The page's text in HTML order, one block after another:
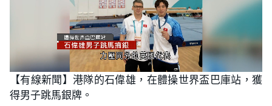
U
n
m
t
e
o
a
d
【有線新聞】港隊的石偉雄，在體操世界盃巴庫站，獲
得男子跳馬銀牌。